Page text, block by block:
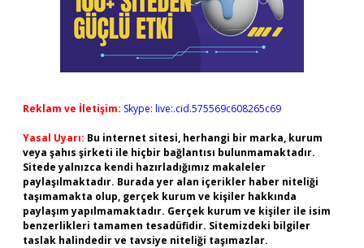
Reklam ve İletişim: Skype: live:.cid.575569c608265c69
Yasal Uyarı: Bu internet sitesi, herhangi bir marka, kurum
veya şahıs şirketi ile hiçbir bağlantısı bulunmamaktadır.
Sitede yalnızca kendi hazırladığımız makaleler
paylaşılmaktadır. Burada yer alan içerikler haber niteliği
taşımamakta olup, gerçek kurum ve kişiler hakkında
paylaşım yapılmamaktadır. Gerçek kurum ve kişiler ile isim
benzerlikleri tamamen tesadüfidir. Sitemizdeki bilgiler
taslak halindedir ve tavsiye niteliği taşımazlar.